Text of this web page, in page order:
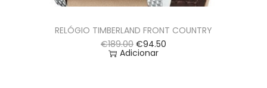
RELÓGIO TIMBERLAND FRONT COUNTRY
€189.00 €94.50
Adicionar